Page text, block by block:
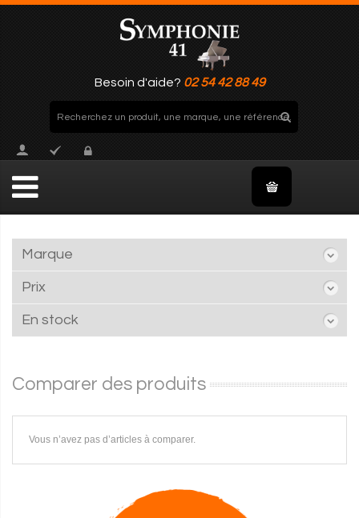
Besoin d'aide? 02 54 42 88 49
Marque
Prix
En stock
Comparer des produits
Vous n’avez pas d’articles à comparer.